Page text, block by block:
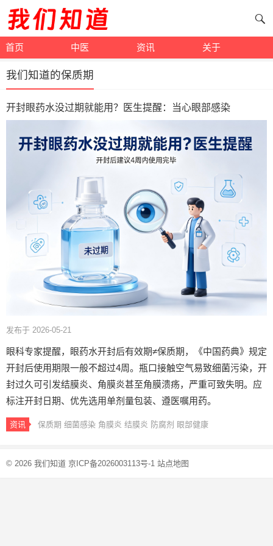
首页 中医 资讯 关于
我们知道的保质期
开封眼药水没过期就能用？医生提醒：当心眼部感染
发布于 2026-05-21
眼科专家提醒，眼药水开封后有效期≠保质期，《中国药典》规定
开封后使用期限一般不超过4周。瓶口接触空气易致细菌污染，开
封过久可引发结膜炎、角膜炎甚至角膜溃疡，严重可致失明。应
标注开封日期、优先选用单剂量包装、遵医嘱用药。
资讯 保质期 细菌感染 角膜炎 结膜炎 防腐剂 眼部健康
© 2026 我们知道 京ICP备2026003113号-1 站点地图